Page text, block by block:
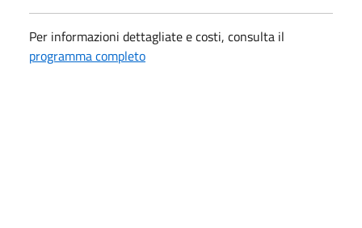
Per informazioni dettagliate e costi, consulta il
programma completo